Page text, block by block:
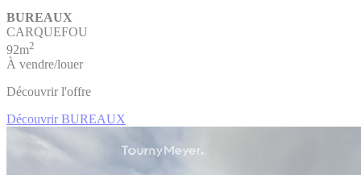
BUREAUX
CARQUEFOU
92m2
À vendre/louer
Découvrir l'offre
Découvrir BUREAUX